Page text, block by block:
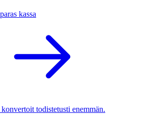
kassa
todistetusti enemmän.